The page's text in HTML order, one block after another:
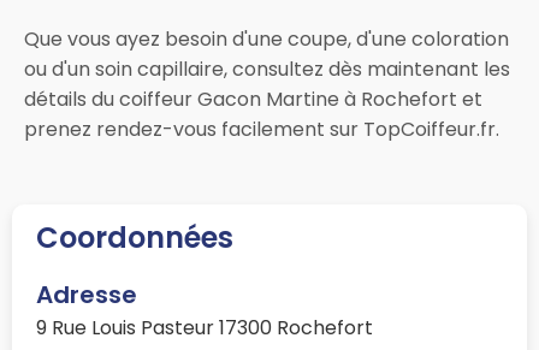
Que vous ayez besoin d'une coupe, d'une coloration
ou d'un soin capillaire, consultez dès maintenant les
détails du coiffeur Gacon Martine à Rochefort et
prenez rendez-vous facilement sur TopCoiffeur.fr.
Coordonnées
Adresse
9 Rue Louis Pasteur 17300 Rochefort